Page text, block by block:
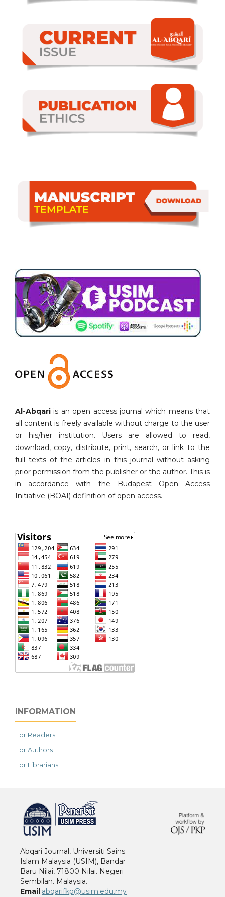
Al-Abqari is an open access journal which means that
all content is freely available without charge to the user
or his/her institution. Users are allowed to read,
download, copy, distribute, print, search, or link to the
full texts of the articles in this journal without asking
prior permission from the publisher or the author. This is
in accordance with the Budapest Open Access
Initiative (BOAI) definition of open access.
INFORMATION
For Readers
For Authors
For Librarians
Abqari Journal, Universiti Sains
Islam Malaysia (USIM), Bandar
Baru Nilai, 71800 Nilai. Negeri
Sembilan. Malaysia.
Email:abqarifkp@usim.edu.my